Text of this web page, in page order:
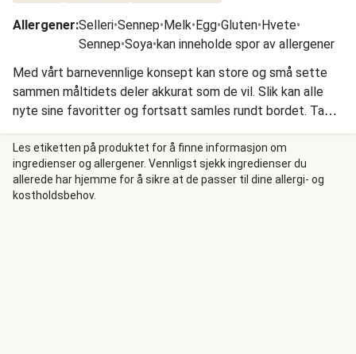
Allergener:Selleri•Sennep•Melk•Egg•Gluten•Hvete•
Sennep•Soya•kan inneholde spor av allergener
Med vårt barnevennlige konsept kan store og små sette
sammen måltidets deler akkurat som de vil. Slik kan alle
nyte sine favoritter og fortsatt samles rundt bordet. Taco
er en favoritt som alle kan tilpasse selv, og her serveres
varme tortillalefser med sprø halloumi, hamburgerdressing
og friske grønnsaker. Perfekt for å lage sin egen
favorittvariant!
Les etiketten på produktet for å finne informasjon om
ingredienser og allergener. Vennligst sjekk ingredienser du
allerede har hjemme for å sikre at de passer til dine allergi- og
kostholdsbehov.